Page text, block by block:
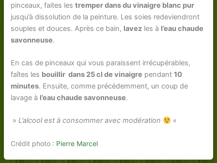
pinceaux, faites lestremper dans du vinaigre blanc pur
jusqu’à dissolution de la peinture. Les soies redeviendront
souples et douces. Après ce bain, lavez les à l’eau chaude
savonneuse.
En cas de pinceaux qui vous paraissent irrécupérables,
faîtes les bouillir dans 25 cl de vinaigre pendant10
minutes. Ensuite, comme précédemment, un coup de
lavage à l’eau chaude savonneuse.
»L’alcool est à consommer avec modération «
Crédit photo : Pierre Marcel